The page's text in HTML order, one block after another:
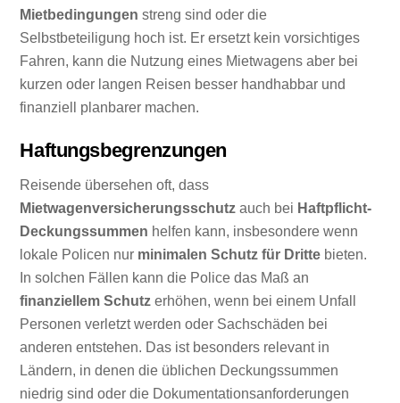
Mietbedingungen streng sind oder die
Selbstbeteiligung hoch ist. Er ersetzt kein vorsichtiges
Fahren, kann die Nutzung eines Mietwagens aber bei
kurzen oder langen Reisen besser handhabbar und
finanziell planbarer machen.
Haftungsbegrenzungen
Reisende übersehen oft, dass
Mietwagenversicherungsschutz auch bei Haftpflicht-
Deckungssummen helfen kann, insbesondere wenn
lokale Policen nur minimalen Schutz für Dritte bieten.
In solchen Fällen kann die Police das Maß an
finanziellem Schutz erhöhen, wenn bei einem Unfall
Personen verletzt werden oder Sachschäden bei
anderen entstehen. Das ist besonders relevant in
Ländern, in denen die üblichen Deckungssummen
niedrig sind oder die Dokumentationsanforderungen